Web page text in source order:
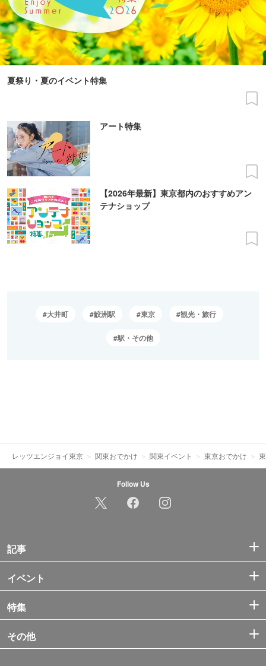
夏祭り・夏のイベント特集
アート特集
【2026年最新】東京都内のおすすめアン
テナショップ
大井町 鮫洲駅 東京 観光・旅行
駅・その他
レッツエンジョイ東京 関東おでかけ 関東イベント 東京おでかけ
Follow Us
記事
イベント
特集
その他